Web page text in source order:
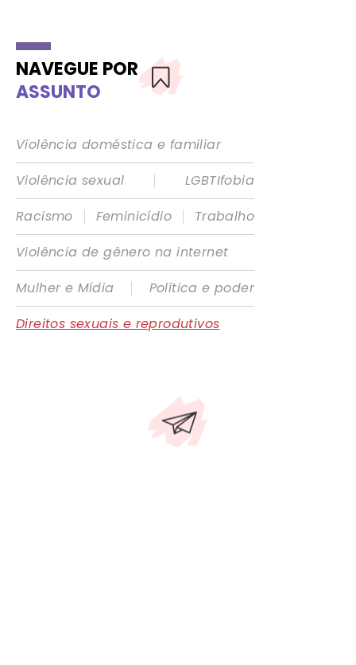
NAVEGUE POR
ASSUNTO
Violência doméstica e familiar
Violência sexual
|
LGBTIfobia
Racismo
| Feminicídio |
Trabalho
Violência de gênero na internet
Mulher e Mídia
|
Política e poder
Direitos sexuais e reprodutivos